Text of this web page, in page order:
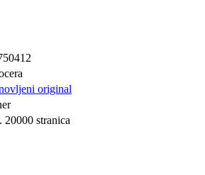
original
20000 stranica